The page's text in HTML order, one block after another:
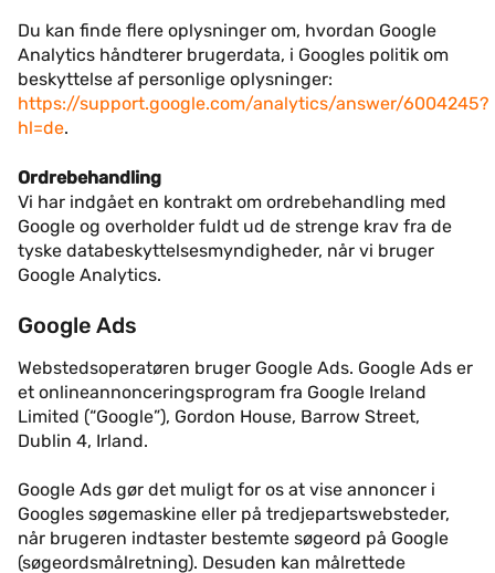
Du kan finde flere oplysninger om, hvordan Google
Analytics håndterer brugerdata, i Googles politik om
beskyttelse af personlige oplysninger:
https://support.google.com/analytics/answer/6004245?
hl=de.
Ordrebehandling
Vi har indgået en kontrakt om ordrebehandling med
Google og overholder fuldt ud de strenge krav fra de
tyske databeskyttelsesmyndigheder, når vi bruger
Google Analytics.
Google Ads
Webstedsoperatøren bruger Google Ads. Google Ads er
et onlineannonceringsprogram fra Google Ireland
Limited (“Google”), Gordon House, Barrow Street,
Dublin 4, Irland.
Google Ads gør det muligt for os at vise annoncer i
Googles søgemaskine eller på tredjepartswebsteder,
når brugeren indtaster bestemte søgeord på Google
(søgeordsmålretning). Desuden kan målrettede